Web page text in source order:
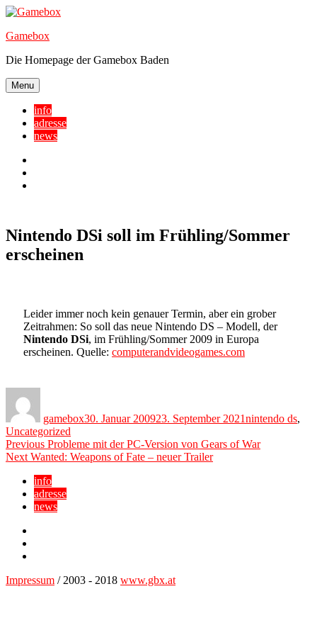
Skip
content
Gamebox
Die Homepage der Gamebox Baden
Menu
info
adresse
news
Nintendo DSi soll im Frühling/Sommer
erscheinen
Leider immer noch kein genauer Termin, aber ein grober
Zeitrahmen: So soll das neue Nintendo DS – Modell, der
Nintendo DSi, im Frühling/Sommer 2009 in Europa
erscheinen. Quelle: computerandvideogames.com
gamebox30. Januar 200923. September 2021nintendo ds,
Uncategorized
Beitragsnavigation
Previous Previous
post:
Probleme mit der PC-Version von Gears of War
Next Next
Wanted: Weapons of Fate – neuer Trailer
info
adresse
news
Impressum / 2003 - 2018 www.gbx.at